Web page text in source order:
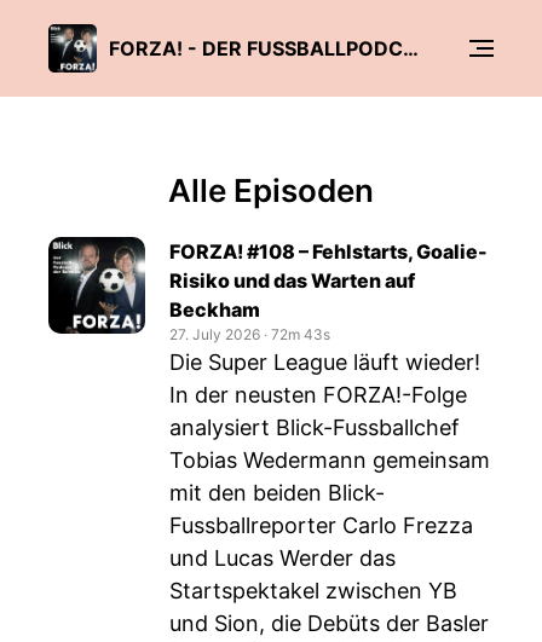
FORZA! - DER FUSSBALLPODCAST DER SCHWEIZ
Alle Episoden
FORZA! #108 – Fehlstarts, Goalie-
Risiko und das Warten auf
Beckham
27. July 2026 ‧ 72m 43s
Die Super League läuft wieder!
In der neusten FORZA!-Folge
analysiert Blick-Fussballchef
Tobias Wedermann gemeinsam
mit den beiden Blick-
Fussballreporter Carlo Frezza
und Lucas Werder das
Startspektakel zwischen YB
und Sion, die Debüts der Basler